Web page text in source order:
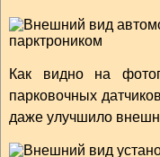
Как видно на
парковочных
даже улучшило